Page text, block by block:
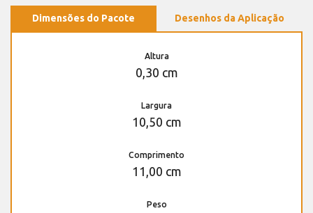
Dimensões do Pacote Desenhos da Aplicação
Altura
0,30 cm
Largura
10,50 cm
Comprimento
11,00 cm
Peso